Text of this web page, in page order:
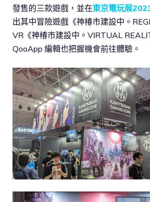
發售的三款遊戲，並在東京電玩展
出其中冒險遊戲《神椿市建設中。
VR《神椿市建設中。VIRTUAL
QooApp 編輯也把握機會前往體驗。